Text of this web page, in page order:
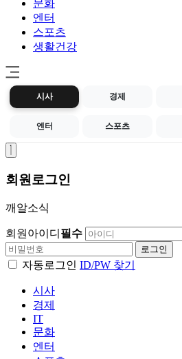
문화
엔터
스포츠
생활건강
시사 경제
엔터 스포츠
회원 로그인
깨알소식
회원아이디 필수
자동로그인 ID/PW 찾기
시사
경제
IT
문화
엔터